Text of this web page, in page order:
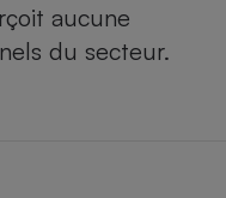
aucune
du secteur.